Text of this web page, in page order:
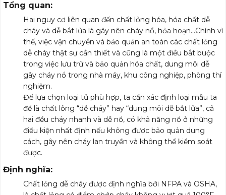
Tổng quan:
Hai nguy cơ liên quan đến chất lỏng hóa, hóa chất dễ
cháy và dễ bắt lửa là gây nên cháy nổ, hỏa hoạn…Chính vì
thế, việc vận chuyển và bảo quản an toàn các chất lỏng
dễ cháy thật sự cần thiết và cũng là một điều bắt buộc
trong việc lưu trữ và bảo quản hóa chất, dung môi dễ
gây cháy nổ trong nhà máy, khu công nghiệp, phòng thí
nghiệm.
Để lựa chọn loại tủ phù hợp, ta cần xác định loại mẫu ta
để là chất lỏng “dễ cháy” hay “dung môi dễ bắt lửa”, cả
hai đều cháy nhanh và dễ nổ, có khả năng nổ ở những
điều kiện nhất định nếu không được bảo quản dung
cách, gây nên cháy lan truyền và không thể kiểm soát
được.
Định nghĩa:
Chất lỏng dễ cháy được định nghĩa bởi NFPA và OSHA,